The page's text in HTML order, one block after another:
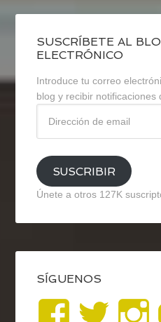
SUSCRÍBETE AL
ELECTRÓNICO
Introduce tu correo
blog y recibir notificaciones
email
SUSCRIBIR
Únete a otros 127K
SÍGUENOS
VerVer